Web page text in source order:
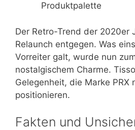
Produktpalette
Der Retro-Trend der 2020er
Relaunch entgegen. Was
Vorreiter galt, wurde nun
nostalgischem Charme.
Gelegenheit, die Marke PRX
positionieren.
Fakten und